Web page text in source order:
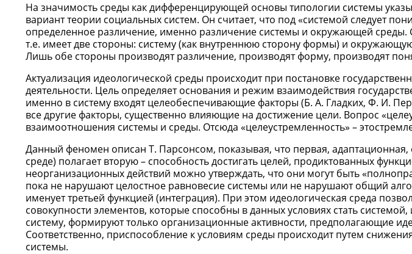
На значимость среды как дифференцирующей основы типологии системы
вариант теории социальных систем. Он считает, что под «системой следует
определенное различение, именно различение системы и окружающей среды.
т.е. имеет две стороны: систему (как внутреннюю сторону формы) и
Лишь обе стороны производят различение, производят форму, производят
Актуализация идеологической среды происходит при постановке
деятельности. Цель определяет основания и режим взаимодействия
именно в систему входят целеобеспечивающие факторы (Б. А. Гладких, Ф. И.
все другие факторы, существенно влияющие на достижение цели. Вопрос
взаимоотношения системы и среды. Отсюда «целеустремленность» –
Данный феномен описан Т. Парсонсом, показывая, что первая, адаптационная,
среде) полагает вторую – способность достигать целей, продиктованных
неорганизационных действий можно утверждать, что они могут быть
пока не нарушают целостное равновесие системы или не нарушают общий
именует третьей функцией (интеграция). При этом идеологическая среда
совокупности элементов, которые способны в данных условиях стать
систему, формируют только организационные активности, предполагающие
Соответственно, приспособление к условиям среды происходит путем
системы.